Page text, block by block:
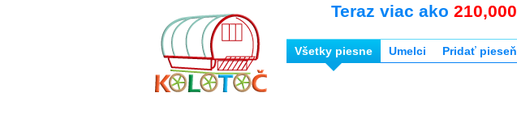
Teraz viac ako 210,000
Všetky piesne Umelci Pridať pieseň